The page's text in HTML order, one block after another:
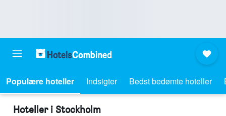
Populære hoteller Indsigter Bedst bedømte hoteller
Hoteller i Stockholm